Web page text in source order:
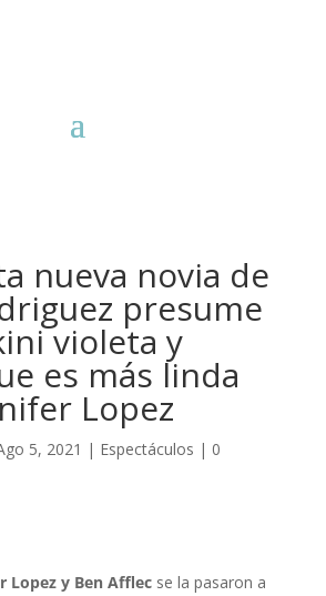
nueva novia de
presume
violeta y
es más linda
Lopez
5, 2021 | Espectáculos | 0
Lopez y Ben Afflec se la pasaron a